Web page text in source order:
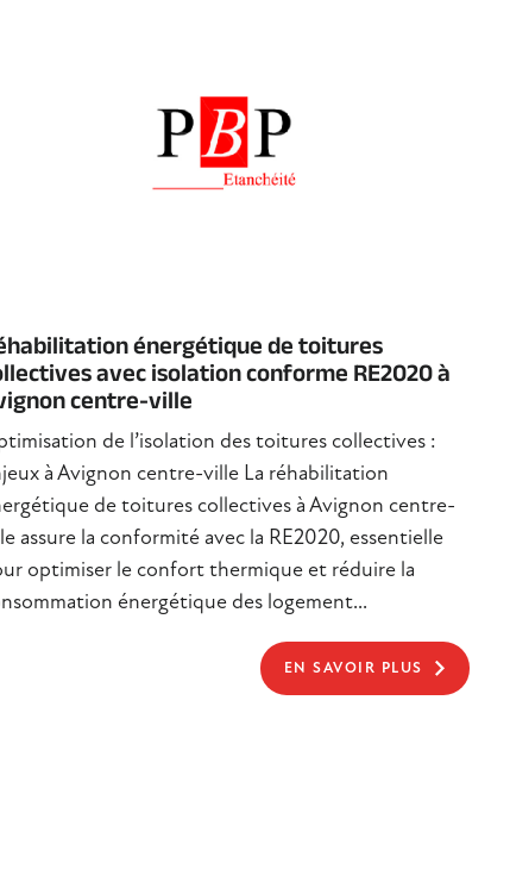
énergétique de toitures
avec isolation conforme RE2020 à
centre-ville
de l’isolation des toitures collectives :
à Avignon centre-ville La réhabilitation
de toitures collectives à Avignon centre-
assure la conformité avec la RE2020, essentielle
optimiser le confort thermique et réduire la
énergétique des logement...
EN SAVOIR PLUS